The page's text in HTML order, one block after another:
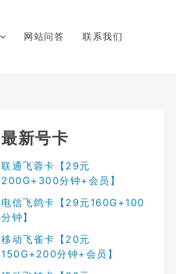
网站问答 联系我们
最新号卡
联通飞蓉卡【29元
200G+300分钟+会员】
电信飞鸽卡【29元160G+100
分钟】
移动飞雀卡【20元
150G+200分钟+会员】